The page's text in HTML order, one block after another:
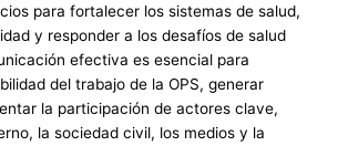
para fortalecer los sistemas de salud,
y responder a los desafíos de salud
efectiva es esencial para
del trabajo de la OPS, generar
la participación de actores clave,
la sociedad civil, los medios y la